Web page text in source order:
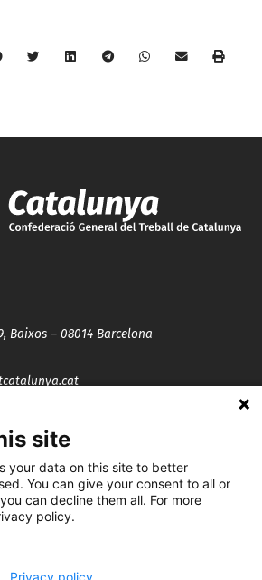
Baixos – 08014 Barcelona
site
your data on this site to better
You can give your consent to all or
can decline them all. For more
policy.
Privacy policy